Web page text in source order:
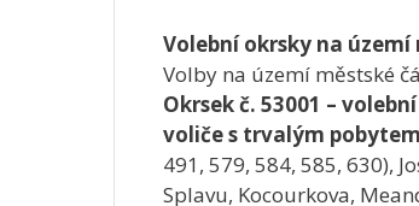
Volební okrsky na území
Volby na území městské
Okrsek č. 53001 –
voliče s trvalým
491, 579, 584, 585, 630),
Splavu, Kocourkova,